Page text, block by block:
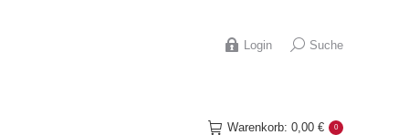
Login Search:
Suche
Warenkorb: 0,00 € 0